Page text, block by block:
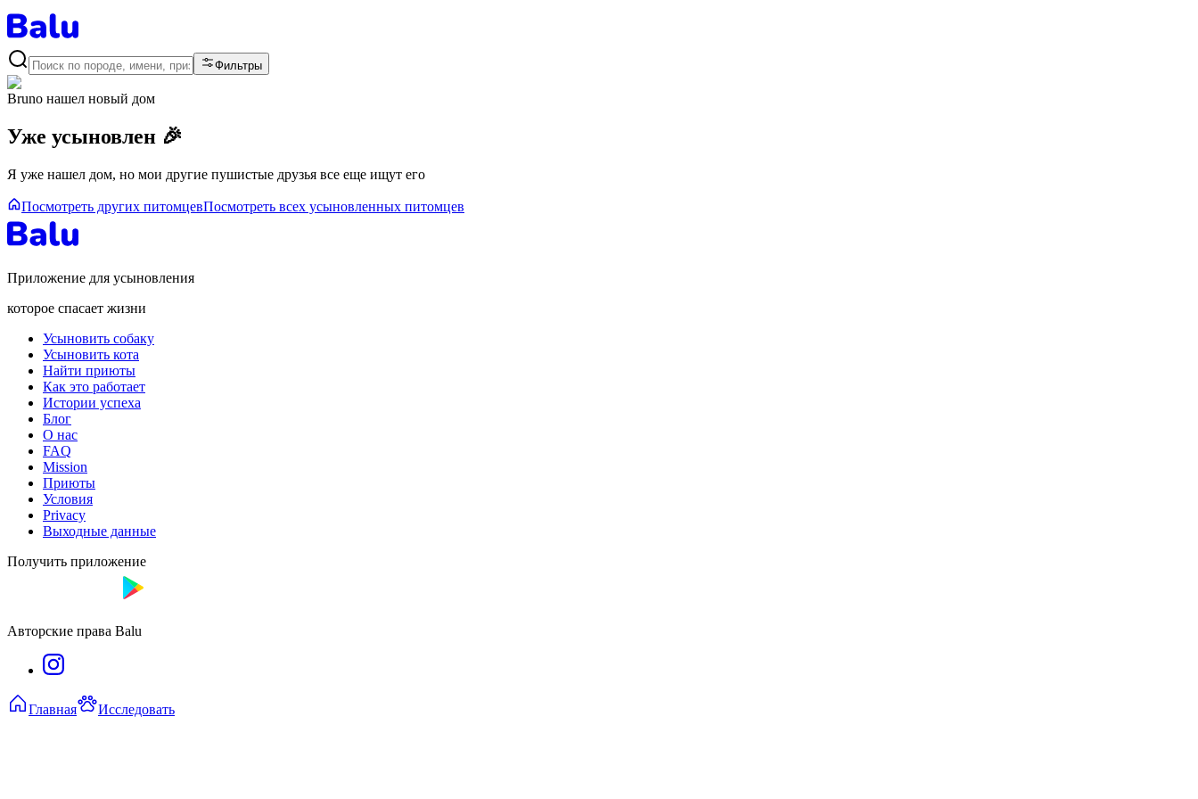
Фильтры
Bruno нашел новый дом
Уже усыновлен 🎉
Я уже нашел дом, но мои другие пушистые друзья все еще ищут его
Посмотреть других питомцевПосмотреть всех усыновленных питомцев
Приложение для усыновления
которое спасает жизни
Усыновить собаку
Усыновить кота
Найти приюты
Как это работает
Истории успеха
Блог
О нас
FAQ
Mission
Приюты
Условия
Privacy
Выходные данные
Получить приложение
Авторские права Balu
Главная Исследовать